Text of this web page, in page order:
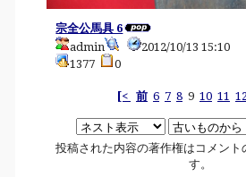
宗全公馬具 6
admin
2012/10/13 15:10
1377
0
[< 前 6 7 8 9 10 11
投稿された内容の著作権はコメント
す。